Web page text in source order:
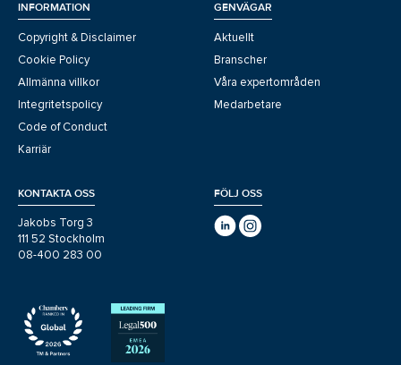
INFORMATION
Copyright & Disclaimer
Cookie Policy
Allmänna villkor
Integritetspolicy
Code of Conduct
Karriär
GENVÄGAR
Aktuellt
Branscher
Våra expertområden
Medarbetare
KONTAKTA OSS
Jakobs Torg 3
111 52 Stockholm
08-400 283 00
FÖLJ OSS